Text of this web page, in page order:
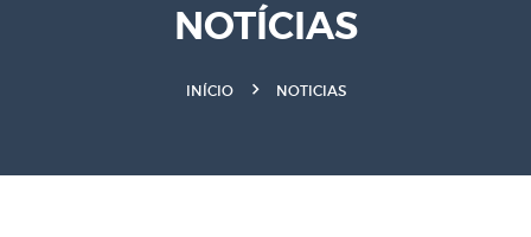
NOTÍCIAS
INÍCIO NOTICIAS